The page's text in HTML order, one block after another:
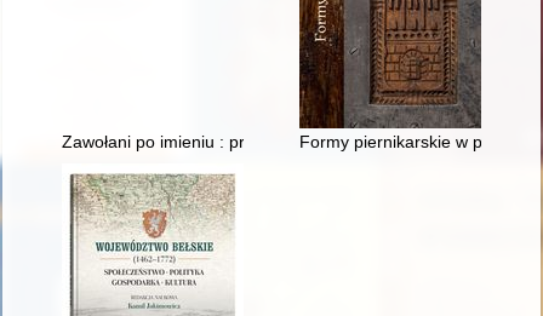
Zawołani po imieniu : program poświęcony Polakom
Formy piernikarskie w